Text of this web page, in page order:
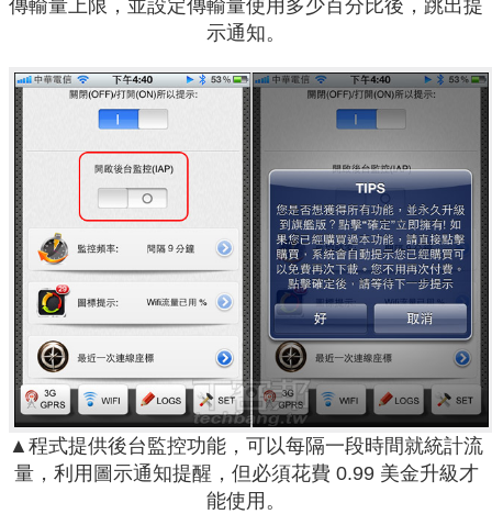
傳輸量上限，並設定傳輸量使用多少百分比後，跳出提
示通知。
▲程式提供後台監控功能，可以每隔一段時間就統計流
量，利用圖示通知提醒，但必須花費 0.99 美金升級才
能使用。